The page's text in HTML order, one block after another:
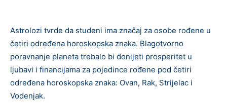
Astrolozi tvrde da studeni ima značaj za osobe rođene u
četiri određena horoskopska znaka. Blagotvorno
poravnanje planeta trebalo bi donijeti prosperitet u
ljubavi i financijama za pojedince rođene pod četiri
određena horoskopska znaka: Ovan, Rak, Strijelac i
Vodenjak.